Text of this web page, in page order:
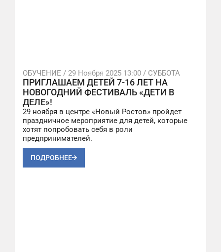
ОБУЧЕНИЕ / 29 Ноября 2025 13:00 / СУББОТА
ПРИГЛАШАЕМ ДЕТЕЙ 7-16 ЛЕТ НА
НОВОГОДНИЙ ФЕСТИВАЛЬ «ДЕТИ В
ДЕЛЕ»!
29 ноября в центре «Новый Ростов» пройдет
праздничное мероприятие для детей, которые
хотят попробовать себя в роли
предпринимателей.
ПОДРОБНЕЕ